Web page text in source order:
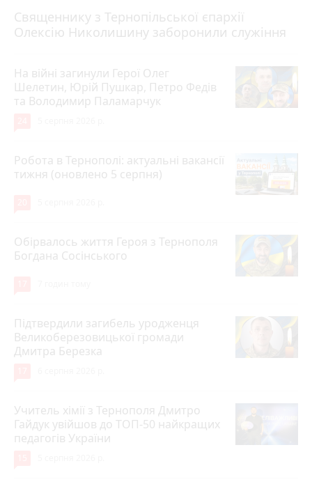
Священнику з Тернопільської єпархії
Олексію Николишину заборонили служіння
На війні загинули Герої Олег
Шелетин, Юрій Пушкар, Петро Федів
та Володимир Паламарчук
Робота в Тернополі: актуальні вакансії
тижня (оновлено 5 серпня)
Обірвалось життя Героя з Тернополя
Богдана Сосінського
Підтвердили загибель уродженця
Великоберезовицької громади
Дмитра Березка
Учитель хімії з Тернополя Дмитро
Гайдук увійшов до ТОП-50 найкращих
педагогів України